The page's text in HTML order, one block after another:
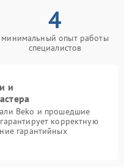
4
минимальный опыт работы
специалистов
и
Beko и прошедшие
корректную
гарантийных